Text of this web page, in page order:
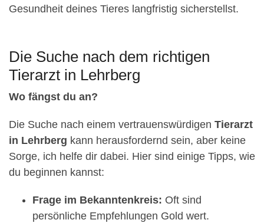
Gesundheit deines Tieres langfristig sicherstellst.
Die Suche nach dem richtigen
Tierarzt in Lehrberg
Wo fängst du an?
Die Suche nach einem vertrauenswürdigen Tierarzt
in Lehrberg kann herausfordernd sein, aber keine
Sorge, ich helfe dir dabei. Hier sind einige Tipps, wie
du beginnen kannst:
Frage im Bekanntenkreis: Oft sind
persönliche Empfehlungen Gold wert.